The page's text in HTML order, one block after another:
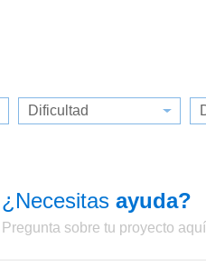
¿Necesitas ayuda?
Pregunta sobre tu proyecto aquí